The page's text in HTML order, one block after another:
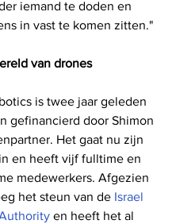
iemand te doden en
in vast te komen zitten."
van drones
is twee jaar geleden
gefinancierd door Shimon
Het gaat nu zijn
en heeft vijf fulltime en
medewerkers. Afgezien
het steun van de Israel
en heeft het al